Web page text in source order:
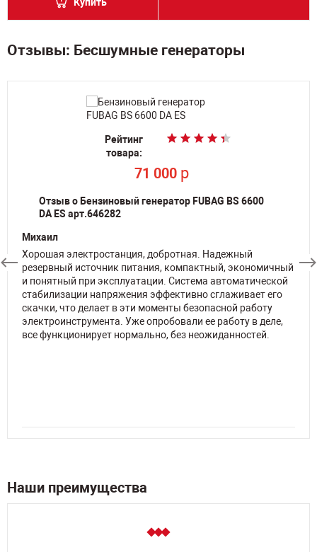
Отзывы: Бесшумные генераторы
Рейтинг
товара:
71 000 p
Отзыв о Бензиновый генератор FUBAG BS 6600
DA ES арт.646282
Михаил
Хорошая электростанция, добротная. Надежный
резервный источник питания, компактный, экономичный
и понятный при эксплуатации. Система автоматической
стабилизации напряжения эффективно сглаживает его
скачки, что делает в эти моменты безопасной работу
электроинструмента. Уже опробовали ее работу в деле,
все функционирует нормально, без неожиданностей.
Рейтинг
товара:
71 000 p
Рейтинг
товара:
По запросу
Рейтинг
товара:
По запросу
Рейтинг
товара:
По запросу
Рейтинг
товара:
По запросу
Рейтинг
товара:
По запросу
Рейтинг
товара:
По запросу
Рейтинг
товара:
По запросу
Рейтинг
товара:
По запросу
Наши преимущества